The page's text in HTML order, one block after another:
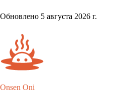
Обновлено 5 августа 2026 г.
Onsen Oni